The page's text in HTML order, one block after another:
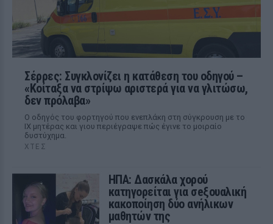
Σέρρες: Συγκλονίζει η κατάθεση του οδηγού –
«Κοίταξα να στρίψω αριστερά για να γλιτώσω,
δεν πρόλαβα»
Ο οδηγός του φορτηγού που ενεπλάκη στη σύγκρουση με το
ΙΧ μητέρας και γιου περιέγραψε πώς έγινε το μοιραίο
δυστύχημα.
ΧΤΕΣ
ΗΠΑ: Δασκάλα χορού
κατηγορείται για σeξουαλική
κακοποίηση δύο ανήλικων
μαθητών της